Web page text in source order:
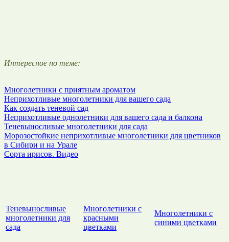
Интересное по теме:
Многолетники с приятным ароматом
Неприхотливые многолетники для вашего сада
Как создать теневой сад
Неприхотливые однолетники для вашего сада и балкона
Теневыносливые многолетники для сада
Морозостойкие неприхотливые многолетники для цветников
в Сибири и на Урале
Сорта ирисов. Видео
Теневыносливые
многолетники для
сада
Многолетники с
красными
цветками
Многолетники с
синими цветками